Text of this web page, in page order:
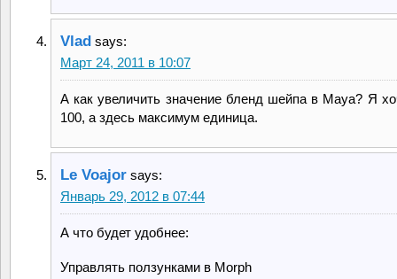
Vlad says:
Март 24, 2011 в 10:07
А как увеличить значение бленд шейпа в Maya? Я
100, а здесь максимум единица.
Le Voajor says:
Январь 29, 2012 в 07:44
А что будет удобнее:
Управлять ползунками в Morph